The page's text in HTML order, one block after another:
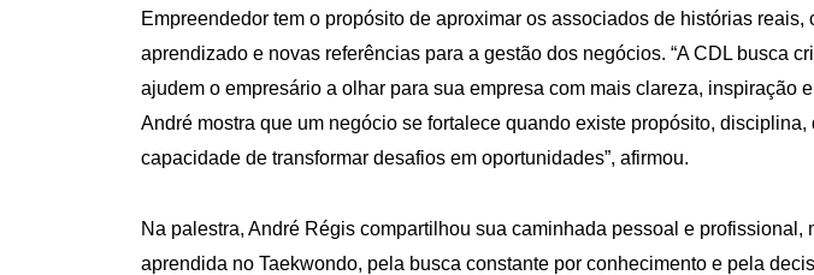
Empreendedor tem o propósito de aproximar os associados de histórias reais,
aprendizado e novas referências para a gestão dos negócios. “A CDL busca
ajudem o empresário a olhar para sua empresa com mais clareza, inspiração
André mostra que um negócio se fortalece quando existe propósito, disciplina,
capacidade de transformar desafios em oportunidades”, afirmou.
Na palestra, André Régis compartilhou sua caminhada pessoal e profissional,
aprendida no Taekwondo, pela busca constante por conhecimento e pela